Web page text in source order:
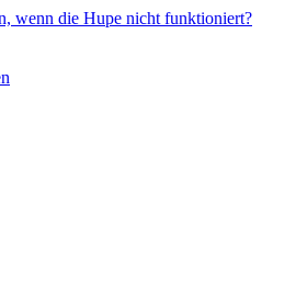
wenn die Hupe nicht funktioniert?